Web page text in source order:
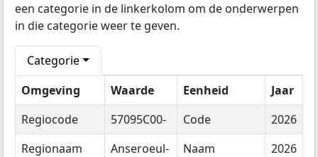
een categorie in de linkerkolom om de onderwerpen
in die categorie weer te geven.
Categorie
Omgeving
Waarde Eenheid
Jaar
Regiocode
57095C00- Code
2026
Regionaam
Anseroeul-
Naam 2026